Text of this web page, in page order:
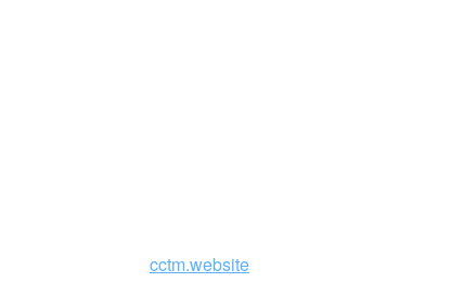
cctm.website